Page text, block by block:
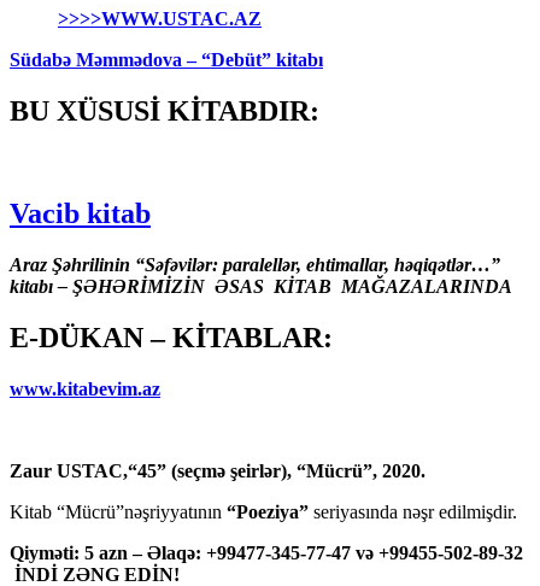
>>>>WWW.USTAC.AZ
Südabə Məmmədova – “Debüt” kitabı
BU XÜSUSİ KİTABDIR:
Vacib kitab
Araz Şəhrilinin “Səfəvilər: paralellər, ehtimallar, həqiqətlər…”
kitabı – ŞƏHƏRİMİZİN ƏSAS KİTAB MAĞAZALARINDA
E-DÜKAN – KİTABLAR:
www.kitabevim.az
Zaur USTAC,“45” (seçmə şeirlər), “Mücrü”, 2020.
Kitab “Mücrü”nəşriyyatının “Poeziya” seriyasında nəşr edilmişdir.
Qiyməti: 5 azn – Əlaqə: +99477-345-77-47 və +99455-502-89-32
İNDİ ZƏNG EDİN!